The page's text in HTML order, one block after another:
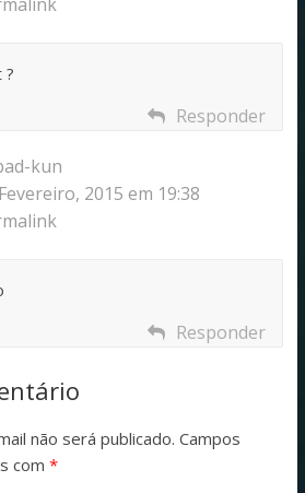
?
Responder
kun
2015 em 19:38
Responder
não será publicado. Campos
com *